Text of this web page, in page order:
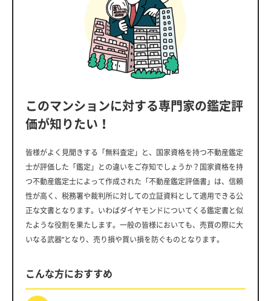
このマンションに対する専門家の鑑定評
価が知りたい！
皆様がよく見聞きする「無料査定」と、国家資格を持つ不動産鑑定
士が評価した「鑑定」との違いをご存知でしょうか？国家資格を持
つ不動産鑑定士によって作成された「不動産鑑定評価書」は、信頼
性が高く、税務署や裁判所に対しての立証資料として適用できる公
正な文書となります。いわばダイヤモンドについてくる鑑定書と似
たような役割を果たします。一般の皆様においても、売買の際に大
いなる武器”となり、売り損や買い損を防ぐものとなります。
こんな方におすすめ